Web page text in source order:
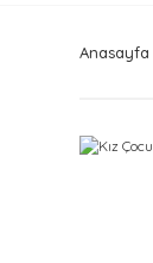
Anasayfa